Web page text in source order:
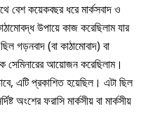
বেশ কয়েকবছর ধরে মার্কসবাদ ও
উপায়ে কাজ করেছিলাম যার
গড়নবাদ (বা কাঠামোবাদ) বা
সেমিনারের আয়োজন করেছিলাম।
এটি প্রকাশিত হয়েছিল। এটা ছিল
অংশের ফরাসি মার্কসীয় বা মার্কসীয়